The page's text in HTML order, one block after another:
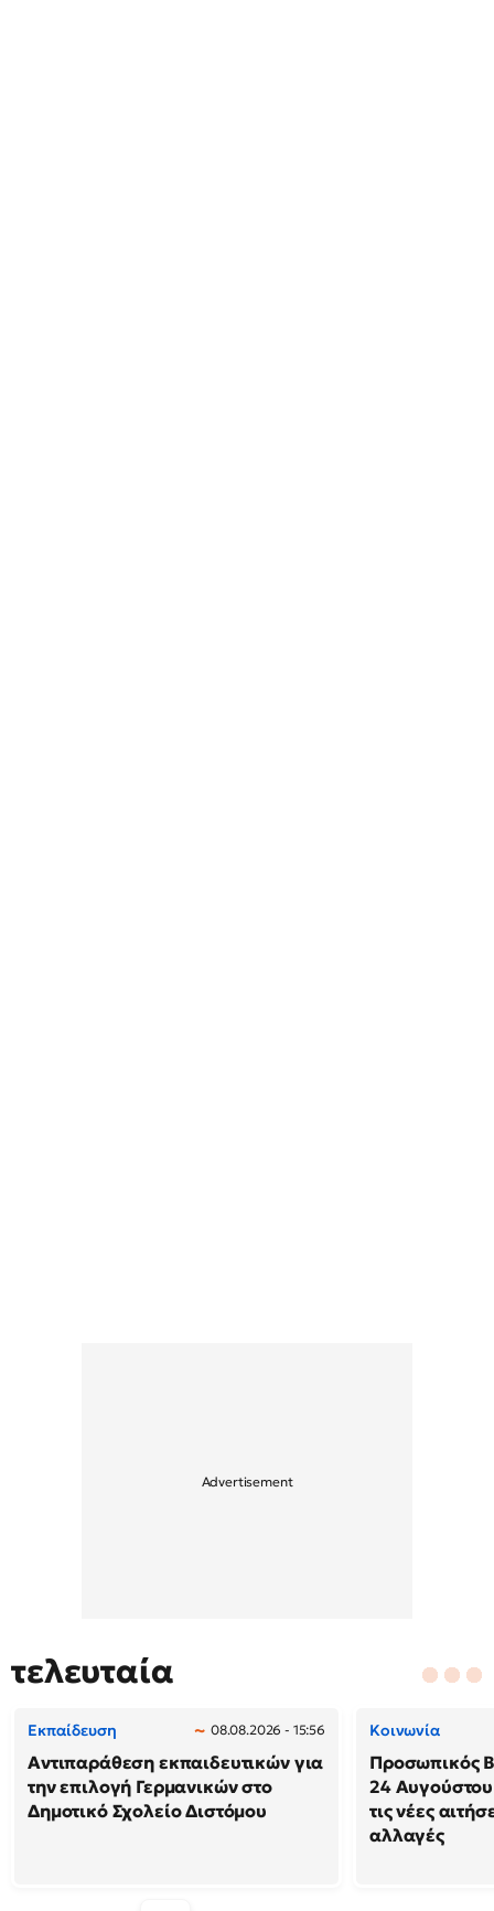
τελευταία
Εκπαίδευση 08.08.2026 - 15:56
Αντιπαράθεση εκπαιδευτικών για
την επιλογή Γερμανικών στο
Δημοτικό Σχολείο Διστόμου
Κοινωνία
Προσωπικός
24
τις νέες
αλλαγές